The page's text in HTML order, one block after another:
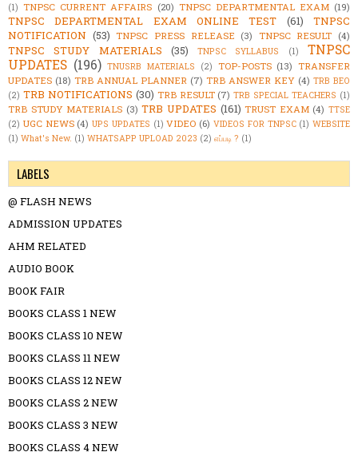
(1) TNPSC CURRENT AFFAIRS (20) TNPSC DEPARTMENTAL EXAM (19)
TNPSC DEPARTMENTAL EXAM ONLINE TEST (61)
TNPSC
NOTIFICATION (53) TNPSC PRESS RELEASE (3) TNPSC RESULT (4)
TNPSC STUDY MATERIALS (35) TNPSC SYLLABUS (1)
TNPSC
UPDATES (196) TNUSRB MATERIALS (2) TOP-POSTS (13) TRANSFER
UPDATES (18) TRB ANNUAL PLANNER (7) TRB ANSWER KEY (4) TRB BEO
(2) TRB NOTIFICATIONS (30) TRB RESULT (7) TRB SPECIAL TEACHERS (1)
TRB STUDY MATERIALS (3) TRB UPDATES (161) TRUST EXAM (4) TTSE
(2) UGC NEWS (4) UPS UPDATES (1) VIDEO (6) VIDEOS FOR TNPSC (1) WEBSITE
(1) What's New. (1) WHATSAPP UPLOAD 2023 (2) எப்படி ? (1)
LABELS
@ FLASH NEWS
ADMISSION UPDATES
AHM RELATED
AUDIO BOOK
BOOK FAIR
BOOKS CLASS 1 NEW
BOOKS CLASS 10 NEW
BOOKS CLASS 11 NEW
BOOKS CLASS 12 NEW
BOOKS CLASS 2 NEW
BOOKS CLASS 3 NEW
BOOKS CLASS 4 NEW